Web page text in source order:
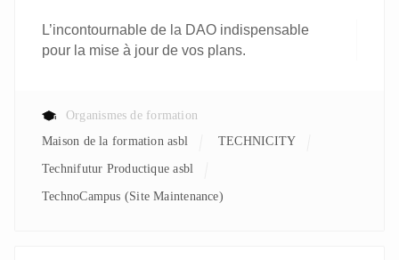
L’incontournable de la DAO indispensable
pour la mise à jour de vos plans.
Organismes de formation
Maison de la formation asbl
TECHNICITY
Technifutur Productique asbl
TechnoCampus (Site Maintenance)